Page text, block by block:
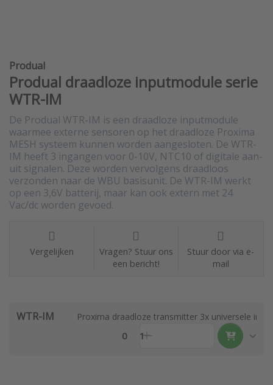
Produal
Produal draadloze inputmodule serie
WTR-IM
De Produal WTR-IM is een draadloze inputmodule
waarmee externe sensoren op het draadloze Proxima
MESH systeem kunnen worden aangesloten. De WTR-
IM heeft 3 ingangen voor 0-10V, NTC10 of digitale aan-
uit signalen. Deze worden vervolgens draadloos
verzonden naar de WBU basisunit. De WTR-IM werkt
op een 3,6V batterij, maar kan ook extern met 24
Vac/dc worden gevoed.
Vergelijken
Vragen? Stuur ons
een bericht!
Stuur door via e-
mail
WTR-IM Proxima draadloze transmitter 3x universele
0 1